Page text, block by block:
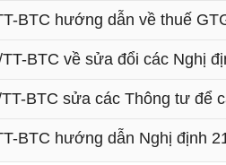
BTC hướng dẫn về thuế
BTC về sửa đổi các Nghị
BTC sửa các Thông tư để
BTC hướng dẫn Nghị định